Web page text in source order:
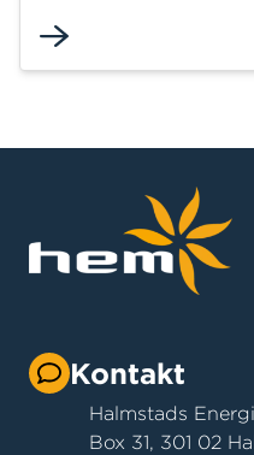
direkt. Behöver du
Kontakt
Halmstads
Box 31, 301 02